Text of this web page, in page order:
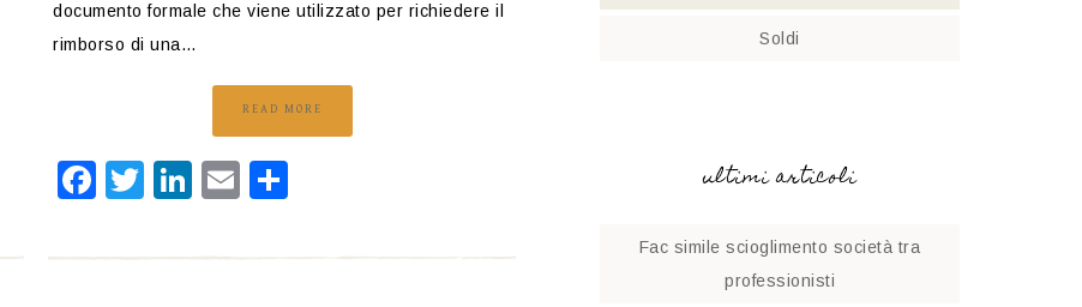
documento formale che viene utilizzato per richiedere il
rimborso di una…
READ MORE
Facebook
Twitter
LinkedIn
Email
Soldi
ultimi articoli
Fac simile scioglimento società tra
professionisti​